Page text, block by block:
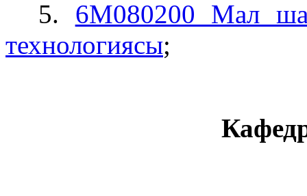
5. 6М080200 Мал
технологиясы;